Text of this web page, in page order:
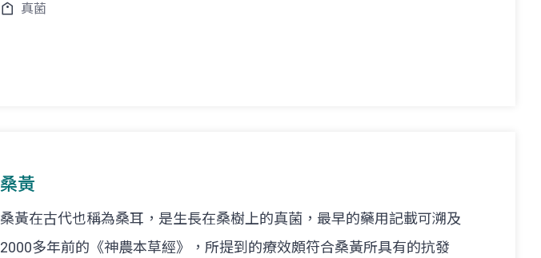
真菌
桑黃
桑黃在古代也稱為桑耳，是生長在桑樹上的真菌，最早的藥用記載可溯及
2000多年前的《神農本草經》，所提到的療效頗符合桑黃所具有的抗發